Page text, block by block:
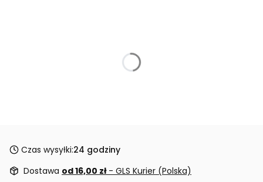
Czas wysyłki:24 godziny
Dostawa od 16,00 zł - GLS Kurier (Polska)